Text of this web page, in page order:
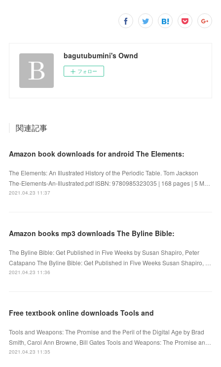
bagutubumini's Ownd
フォロー
関連記事
Amazon book downloads for android The Elements:
The Elements: An Illustrated History of the Periodic Table. Tom Jackson
The-Elements-An-Illustrated.pdf ISBN: 9780985323035 | 168 pages | 5 M…
2021.04.23 11:37
Amazon books mp3 downloads The Byline Bible:
The Byline Bible: Get Published in Five Weeks by Susan Shapiro, Peter
Catapano The Byline Bible: Get Published in Five Weeks Susan Shapiro, …
2021.04.23 11:36
Free textbook online downloads Tools and
Tools and Weapons: The Promise and the Peril of the Digital Age by Brad
Smith, Carol Ann Browne, Bill Gates Tools and Weapons: The Promise an…
2021.04.23 11:35